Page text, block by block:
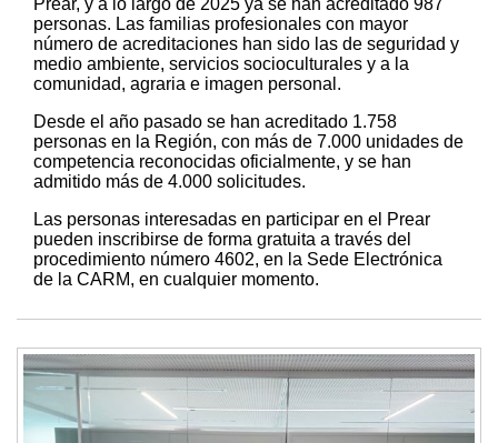
Prear, y a lo largo de 2025 ya se han acreditado 987
personas. Las familias profesionales con mayor
número de acreditaciones han sido las de seguridad y
medio ambiente, servicios socioculturales y a la
comunidad, agraria e imagen personal.
Desde el año pasado se han acreditado 1.758
personas en la Región, con más de 7.000 unidades de
competencia reconocidas oficialmente, y se han
admitido más de 4.000 solicitudes.
Las personas interesadas en participar en el Prear
pueden inscribirse de forma gratuita a través del
procedimiento número 4602, en la Sede Electrónica
de la CARM, en cualquier momento.